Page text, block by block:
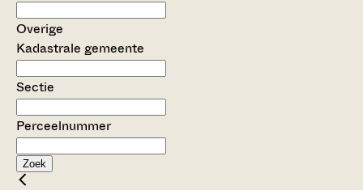
Overige
Kadastrale gemeente
Sectie
Perceelnummer
Zoek